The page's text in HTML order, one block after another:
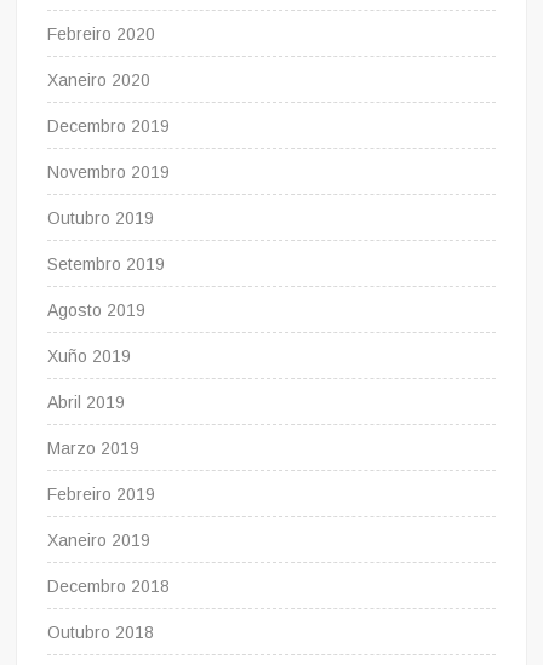
Febreiro 2020
Xaneiro 2020
Decembro 2019
Novembro 2019
Outubro 2019
Setembro 2019
Agosto 2019
Xuño 2019
Abril 2019
Marzo 2019
Febreiro 2019
Xaneiro 2019
Decembro 2018
Outubro 2018